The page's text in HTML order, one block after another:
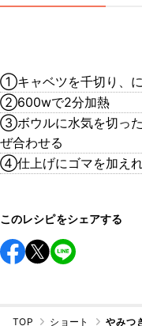
①キャベツを千切り、
②600wで2分加熱
③ボウルに水気を切っ
ぜ合わせる
④仕上げにゴマを加えれ
このレシピをシェアする
TOP ショート やみつ